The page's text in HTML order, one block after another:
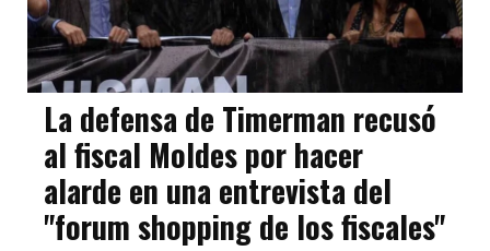
La defensa de Timerman recusó
al fiscal Moldes por hacer
alarde en una entrevista del
"forum shopping de los fiscales"